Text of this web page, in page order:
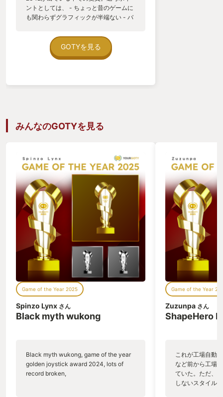
ントとしては、 - ちょっと昔のゲームに
も関わらずグラフィックが半端ない - バ
「プレイヤー次第でなんでもできる」シ
ステム - 音楽もなかなかよい の3点で
GOTYに選ばれた。
GOTYを見る
みんなのGOTYを見る
Game of the Year 2025
Spinzo Lynx さん
Black myth wukong
Black myth wukong, game of the year
golden joystick award 2024, lots of
record broken,
Game of the Year
Zuzunpa さん
ShapeHero
これが工場自動
など前から工場
ていた。ただ、
しないスタイル